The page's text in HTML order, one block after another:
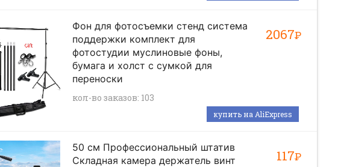
Фон для фотосъемки стенд система
поддержки комплект для
фотостудии муслиновые фоны,
бумага и холст с сумкой для
переноски
кол-во заказов: 103
2067Р
купить на AliExpress
50 см Профессиональный штатив
Складная камера держатель винт
117Р